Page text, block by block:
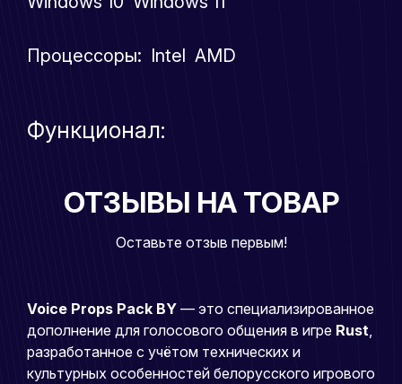
Процессоры: Intel AMD
Функционал:
ОТЗЫВЫ НА ТОВАР
Оставьте отзыв первым!
Voice Props Pack BY — это специализированное
дополнение для голосового общения в игре Rust
разработанное с учётом технических и
культурных особенностей белорусского игрового